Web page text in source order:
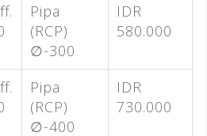
Pipa
(RCP)
∅-300
IDR
580.000
Pipa
(RCP)
∅-400
IDR
730.000